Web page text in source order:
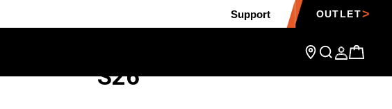
Support OUTLET
프리라이드 글러브 리쉬
S26